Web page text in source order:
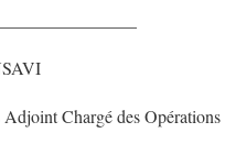
Chargé des Opérations